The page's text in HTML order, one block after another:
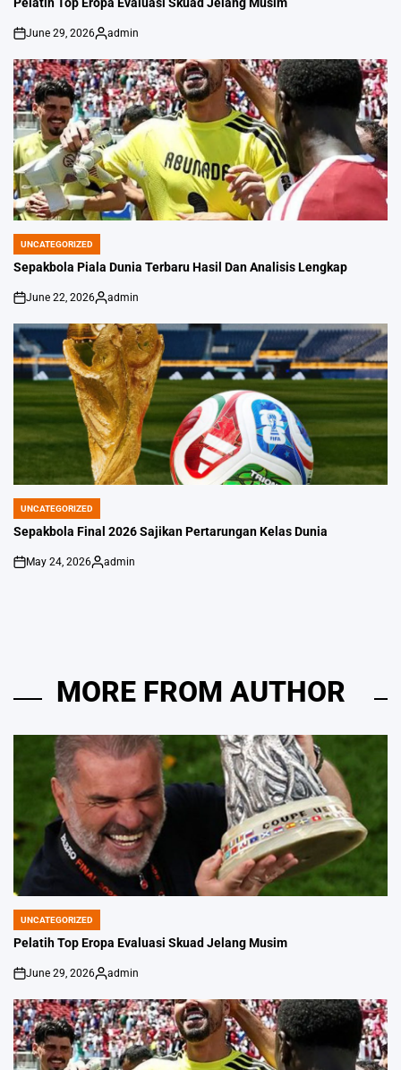
on
June 29, 2026
Posted
admin
POSTED
IN
UNCATEGORIZED
Sepakbola Piala Dunia Terbaru Hasil Dan Analisis Lengkap
on
June 22, 2026
Posted
admin
POSTED
IN
UNCATEGORIZED
Sepakbola Final 2026 Sajikan Pertarungan Kelas Dunia
on
May 24, 2026
Posted
admin
MORE FROM AUTHOR
POSTED
IN
UNCATEGORIZED
Pelatih Top Eropa Evaluasi Skuad Jelang Musim
on
June 29, 2026
Posted
admin